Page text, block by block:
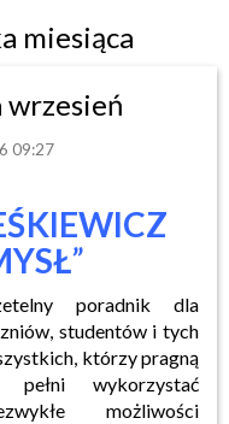
miesiąca
wrzesień
09:27
”
poradnik dla
studentów i tych
którzy pragną
pełni wykorzystać
możliwości